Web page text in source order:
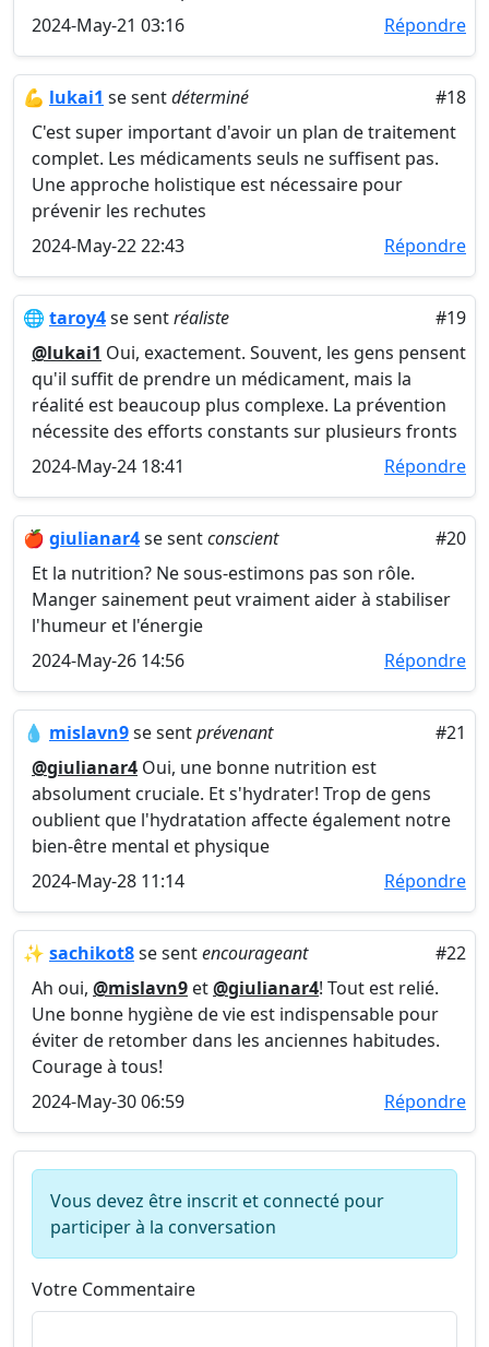
2024-May-21 03:16
Répondre
💪 lukai1 se sentdéterminé
#18
C'est super important d'avoir un plan de traitement
complet. Les médicaments seuls ne suffisent pas.
Une approche holistique est nécessaire pour
prévenir les rechutes
2024-May-22 22:43
Répondre
🌐 taroy4se sentréaliste
#19
@lukai1 Oui, exactement. Souvent, les gens pensent
qu'il suffit de prendre un médicament, mais la
réalité est beaucoup plus complexe. La prévention
nécessite des efforts constants sur plusieurs fronts
2024-May-24 18:41
Répondre
🍎 giulianar4se sentconscient
#20
Et la nutrition? Ne sous-estimons pas son rôle.
Manger sainement peut vraiment aider à stabiliser
l'humeur et l'énergie
2024-May-26 14:56
Répondre
💧 mislavn9se sentprévenant
#21
@giulianar4 Oui, une bonne nutrition est
absolument cruciale. Et s'hydrater! Trop de gens
oublient que l'hydratation affecte également notre
bien-être mental et physique
2024-May-28 11:14
Répondre
✨ sachikot8se sentencourageant
#22
Ah oui, @mislavn9 et@giulianar4! Tout est relié.
Une bonne hygiène de vie est indispensable pour
éviter de retomber dans les anciennes habitudes.
Courage à tous!
2024-May-30 06:59
Répondre
Vous devez être inscrit et connecté pour
participer à la conversation
Votre Commentaire